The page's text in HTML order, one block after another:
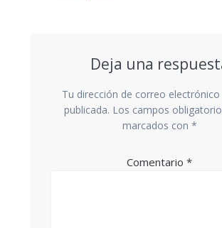
Deja una
Tu dirección de correo
publicada. Los campos
marcados con *
Comentario *